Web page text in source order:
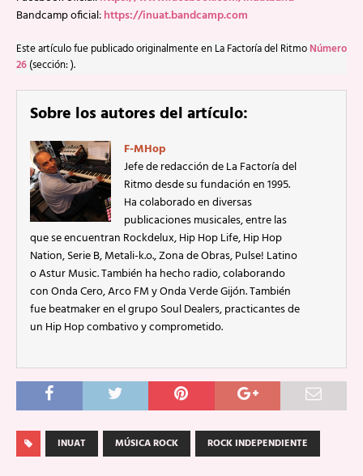
Bandcamp oficial:https://inuat.bandcamp.com
Este artículo fue publicado originalmente en La Factoría del Ritmo Número
26 (sección: ).
Sobre los autores del artículo:
F-MHop
Jefe de redacción de La Factoría del
Ritmo desde su fundación en 1995.
Ha colaborado en diversas
publicaciones musicales, entre las
que se encuentran Rockdelux, Hip Hop Life, Hip Hop
Nation, Serie B, Metali-k.o., Zona de Obras, Pulse! Latino
o Astur Music. También ha hecho radio, colaborando
con Onda Cero, Arco FM y Onda Verde Gijón. También
fue beatmaker en el grupo Soul Dealers, practicantes de
un Hip Hop combativo y comprometido.
INUAT MÚSICA ROCK ROCK INDEPENDIENTE